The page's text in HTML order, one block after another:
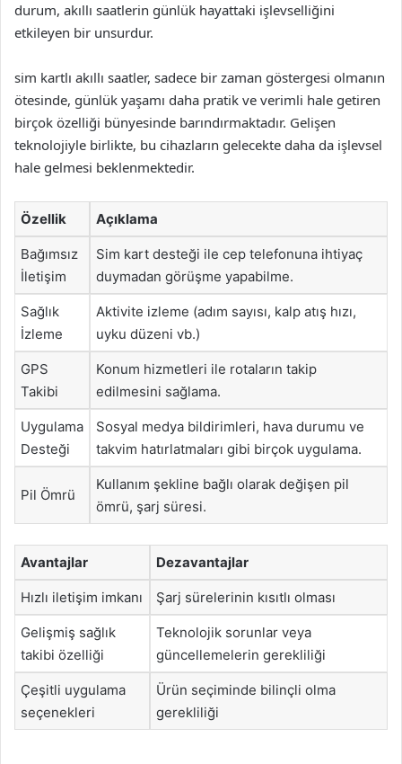
durum, akıllı saatlerin günlük hayattaki işlevselliğini
etkileyen bir unsurdur.
sim kartlı akıllı saatler, sadece bir zaman göstergesi olmanın
ötesinde, günlük yaşamı daha pratik ve verimli hale getiren
birçok özelliği bünyesinde barındırmaktadır. Gelişen
teknolojiyle birlikte, bu cihazların gelecekte daha da işlevsel
hale gelmesi beklenmektedir.
Özellik Açıklama
Bağımsız
İletişim
Sim kart desteği ile cep telefonuna ihtiyaç
duymadan görüşme yapabilme.
Sağlık
İzleme
Aktivite izleme (adım sayısı, kalp atış hızı,
uyku düzeni vb.)
GPS
Takibi
Konum hizmetleri ile rotaların takip
edilmesini sağlama.
Uygulama
Desteği
Sosyal medya bildirimleri, hava durumu ve
takvim hatırlatmaları gibi birçok uygulama.
Pil Ömrü
Kullanım şekline bağlı olarak değişen pil
ömrü, şarj süresi.
Avantajlar Dezavantajlar
Hızlı iletişim imkanı Şarj sürelerinin kısıtlı olması
Gelişmiş sağlık
takibi özelliği
Teknolojik sorunlar veya
güncellemelerin gerekliliği
Çeşitli uygulama
seçenekleri
Ürün seçiminde bilinçli olma
gerekliliği